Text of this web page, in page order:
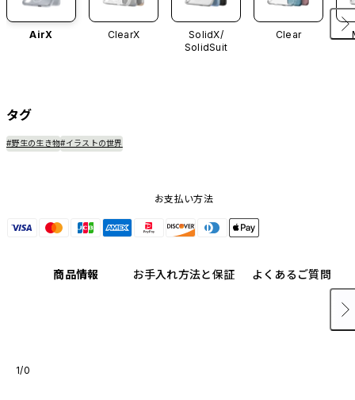
AirX ClearX
SolidX/
SolidSuit
Clear
タグ
#野生の生き物#イラストの世界
お支払い方法
商品情報 お手入れ方法と保証 よくあるご質問
1/0